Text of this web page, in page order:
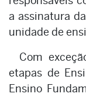
a assinatura
unidade de
Com
etapas de
Ensino